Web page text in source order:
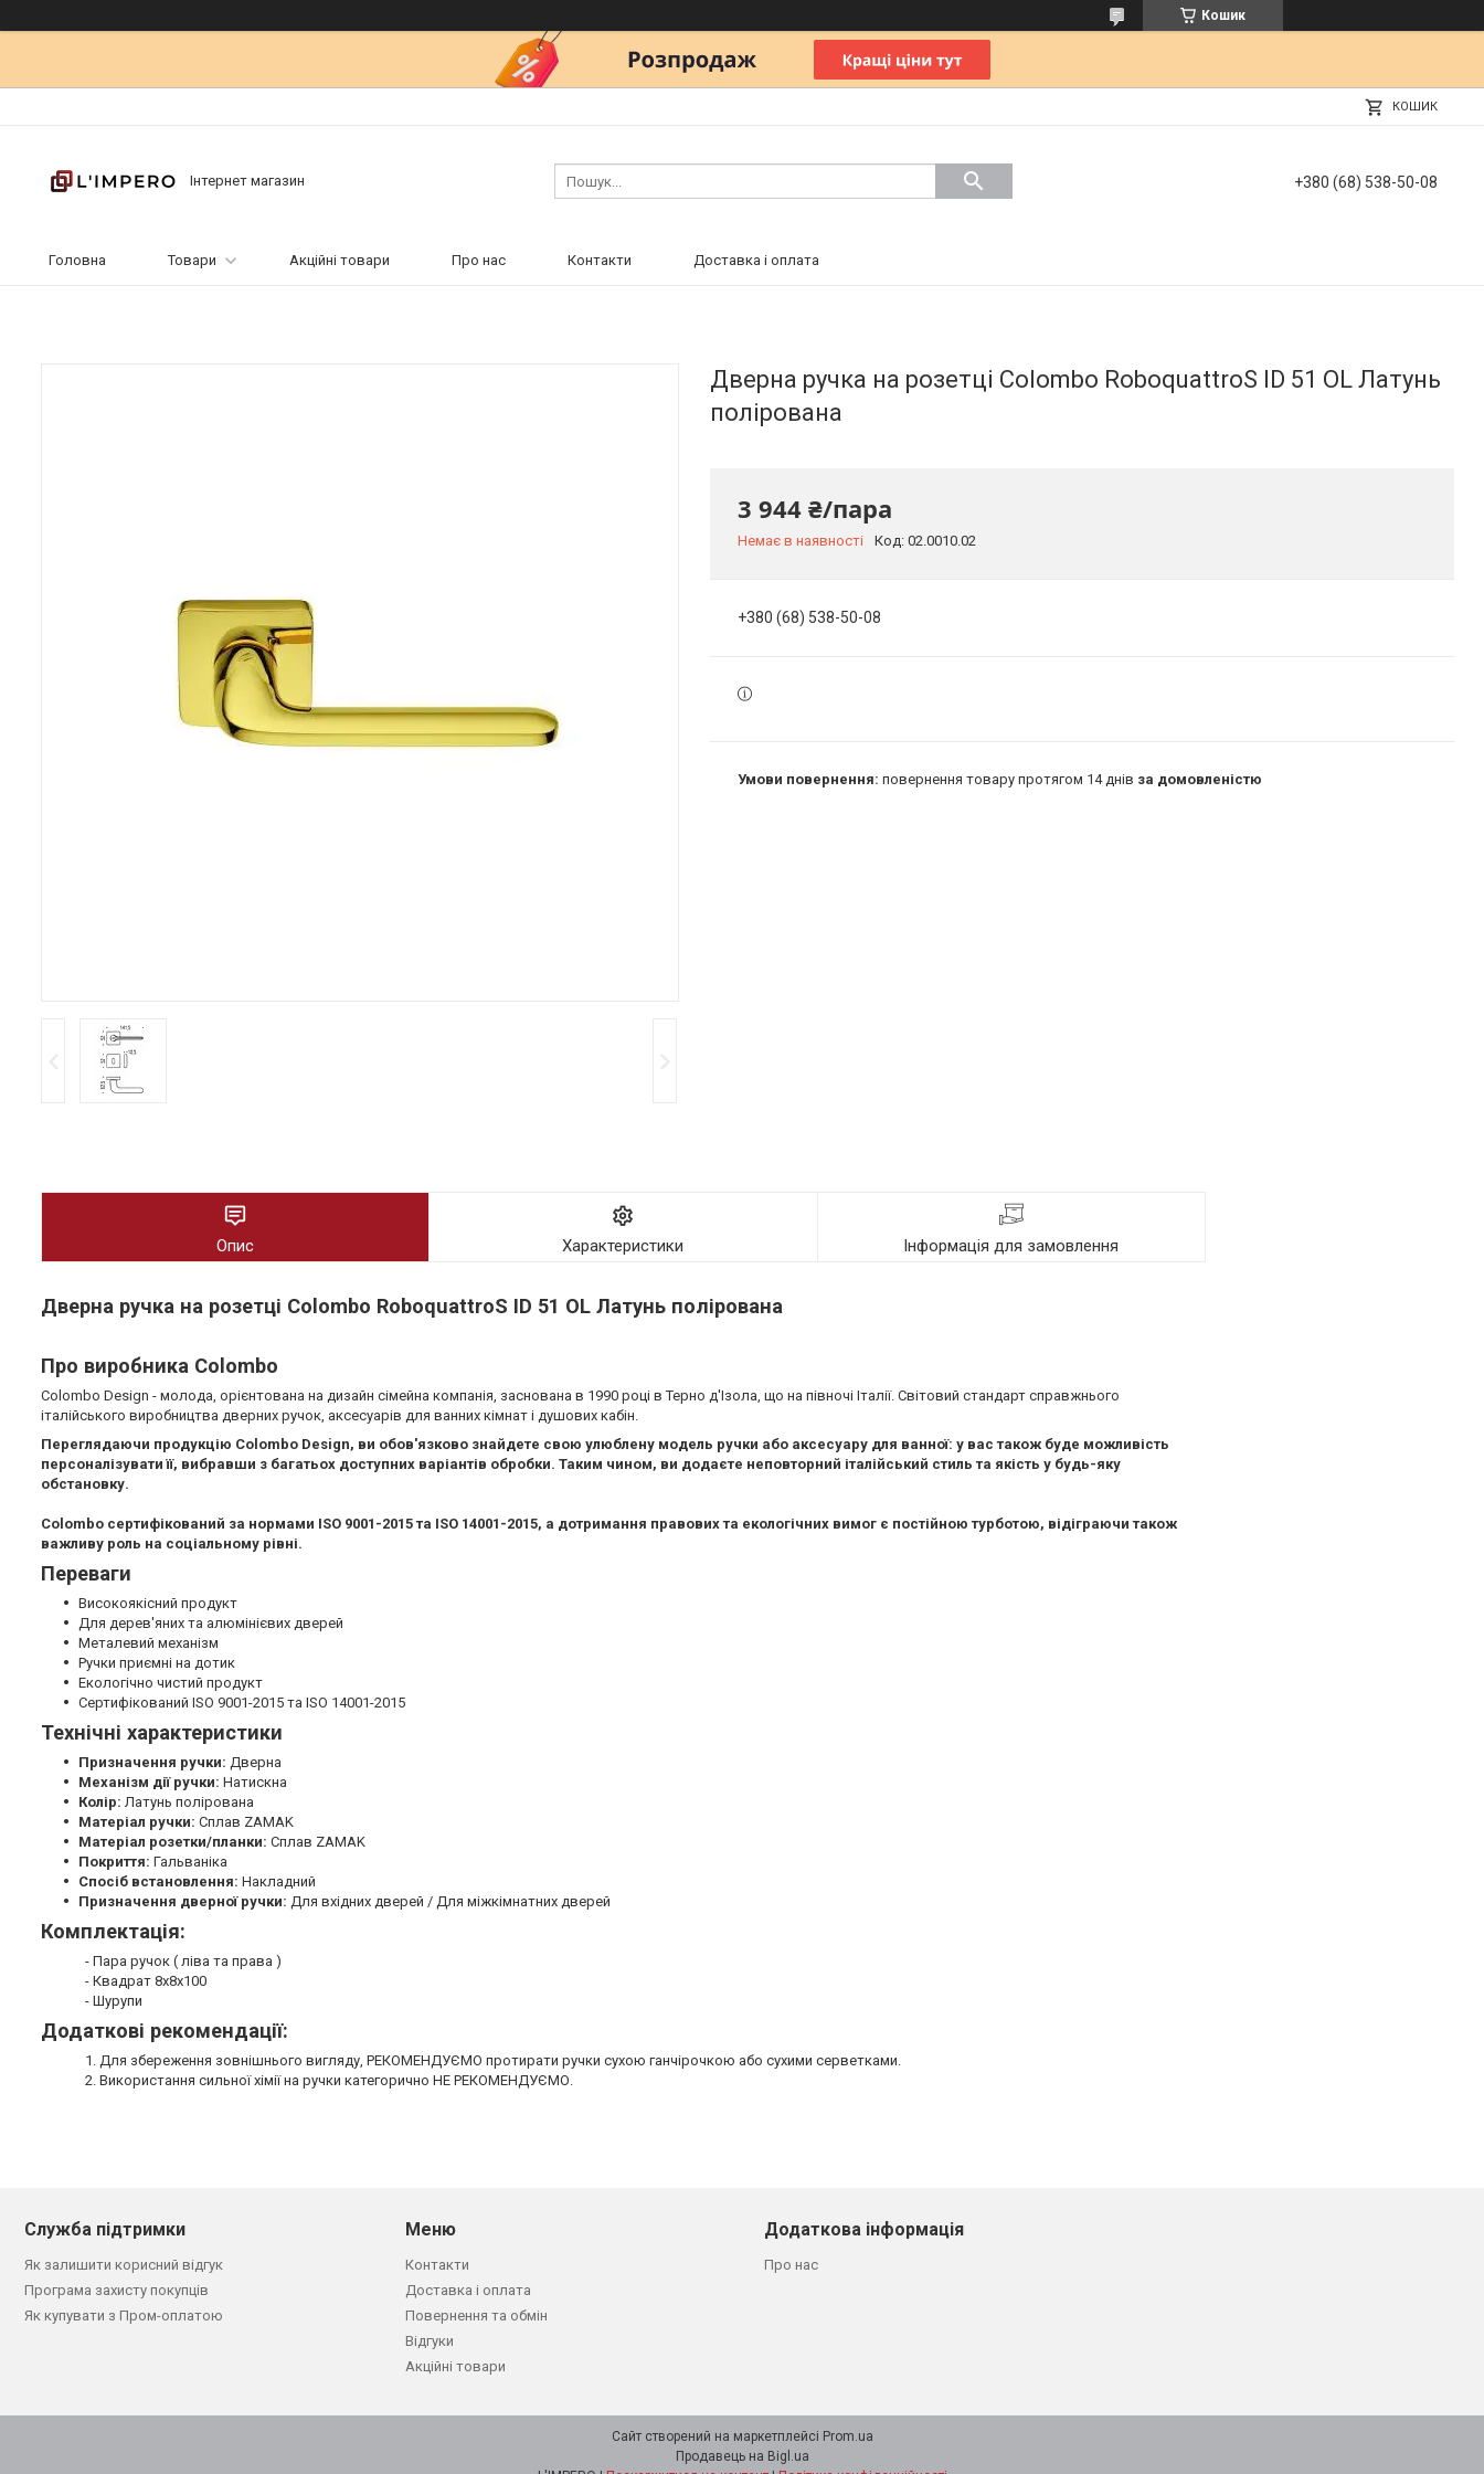
Кошик
КОШИК
Інтернет магазин +380 (68) 538-50-08
Головна Товари Акційні товари Про нас Контакти Доставка і оплата
Дверна ручка на розетці Colombo RoboquattroS ID 51 OL Латунь
полірована
3 944 ₴/пара
Немає в наявності Код: 02.0010.02
+380 (68) 538-50-08
повернення товару протягом 14 днів за домовленістю
Опис Характеристики Інформація для замовлення
Дверна ручка на розетці Colombo RoboquattroS ID 51 OL Латунь полірована
Про виробника Colombo
Colombo Design - молода, орієнтована на дизайн сімейна компанія, заснована в 1990 році в Терно д'Ізола, що на півночі Італії. Світовий стандарт справжнього
італійського виробництва дверних ручок, аксесуарів для ванних кімнат і душових кабін.
Переглядаючи продукцію Colombo Design, ви обов'язково знайдете свою улюблену модель ручки або аксесуару для ванної: у вас також буде можливість
персоналізувати її, вибравши з багатьох доступних варіантів обробки. Таким чином, ви додаєте неповторний італійський стиль та якість у будь-яку
обстановку.
Colombo сертифікований за нормами ISO 9001-2015 та ISO 14001-2015, а дотримання правових та екологічних вимог є постійною турботою, відіграючи також
важливу роль на соціальному рівні.
Переваги
Високоякісний продукт
Для дерев'яних та алюмінієвих дверей
Металевий механізм
Ручки приємні на дотик
Екологічно чистий продукт
Сертифікований ISO 9001-2015 та ISO 14001-2015
Технічні характеристики
Призначення ручки: Дверна
Механізм дії ручки: Натискна
Колір:Латунь полірована
Матеріал ручки: Сплав ZAMAK
Матеріал розетки/планки: Сплав ZAMAK
Покриття: Гальваніка
Спосіб встановлення: Накладний
Призначення дверної ручки: Для вхідних дверей / Для міжкімнатних дверей
Комплектація:
- Пара ручок ( ліва та права )
- Квадрат 8х8х100
- Шурупи
Додаткові рекомендації:
1. Для збереження зовнішнього вигляду, РЕКОМЕНДУЄМО протирати ручки сухою ганчірочкою або сухими серветками.
2. Використання сильної хімії на ручки категорично НЕ РЕКОМЕНДУЄМО.
Служба підтримки
Як залишити корисний відгук
Програма захисту покупців
Як купувати з Пром-оплатою
Меню
Контакти
Доставка і оплата
Повернення та обмін
Відгуки
Акційні товари
Додаткова інформація
Про нас
Сайт створений на маркетплейсі Prom.ua
Продавець на Bigl.ua